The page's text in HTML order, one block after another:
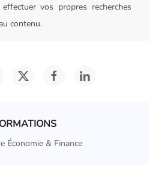
effectuer vos propres recherches
contenu.
Économie & Finance